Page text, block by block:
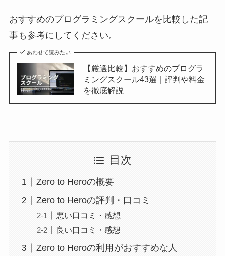
おすすめのプログラミングスクールを比較した記
事も参考にしてください。
あわせて読みたい
【厳選比較】おすすめのプログラ
ミングスクール43選｜評判や料金
を徹底解説
目次
Zero to Heroの概要
Zero to Heroの評判・口コミ
悪い口コミ・感想
良い口コミ・感想
Zero to Heroの利用がおすすめな人